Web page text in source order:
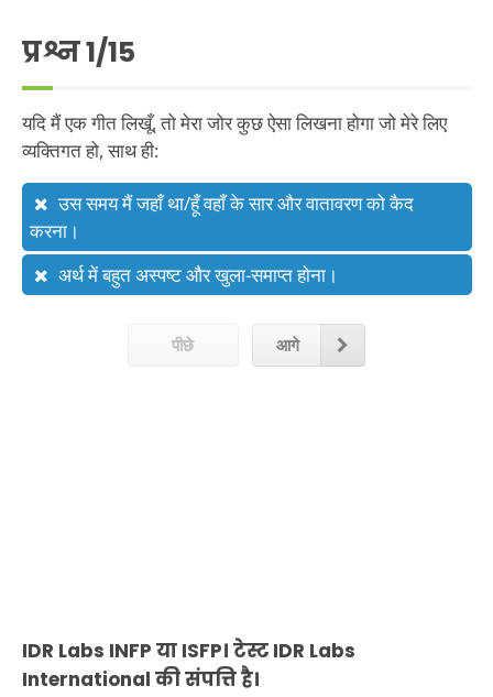
प्रश्न1/15
यदि मैं एक गीत लिखूँ, तो मेरा जोर कुछ ऐसा लिखना होगा जो मेरे लिए
व्यक्तिगत हो, साथ ही:
उस समय मैं जहाँ था/हूँ वहाँ के सार और वातावरण को कैद
करना।
अर्थ में बहुत अस्पष्ट और खुला-समाप्त होना।
पीछे आगे
IDR Labs INFP या ISFP। टेस्ट IDR Labs
International की संपत्ति है।